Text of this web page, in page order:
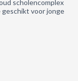
scholencomplex
voor jonge